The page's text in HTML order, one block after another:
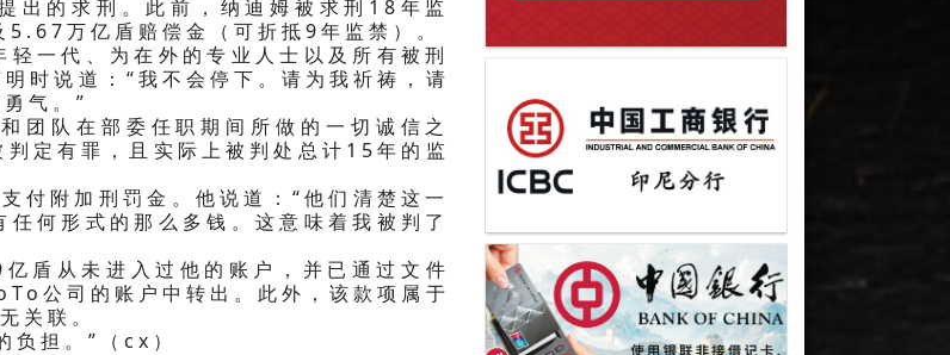
出的求刑。此前，纳迪姆被求刑18年监
万亿盾赔偿金（可折抵9年监禁）。
一代、为在外的专业人士以及所有被刑
时说道：“我不会停下。请为我祈祷，请
气。”
团队在部委任职期间所做的一切诚信之
定有罪，且实际上被判处总计15年的监
付附加刑罚金。他说道：“他们清楚这一
何形式的那么多钱。这意味着我被判了
盾从未进入过他的账户，并已通过文件
公司的账户中转出。此外，该款项属于
关联。
负担。”（cx）